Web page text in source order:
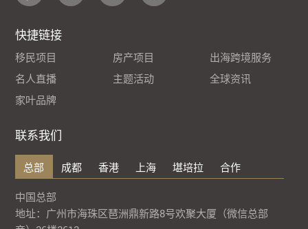
快捷链接
移民项目 房产项目
出海跨境服务
名人直播
主题活动
全球资讯
家叶品牌
联系我们
总部 成都 香港 上海 堪培拉 合作
中国总部
地址：广州市海珠区琶洲鼎新路8号欢聚大厦（微信总部